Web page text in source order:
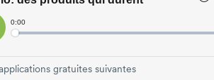
gratuites suivantes